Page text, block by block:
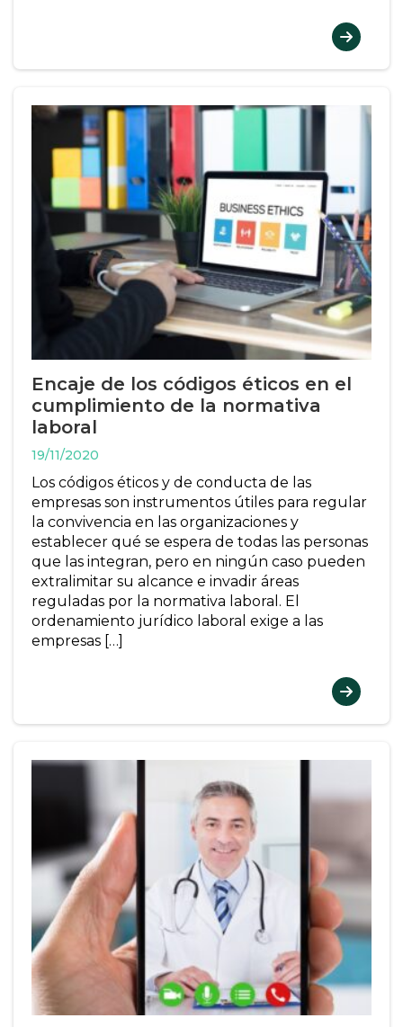
Encaje de los códigos éticos en el
cumplimiento de la normativa
laboral
19/11/2020
Los códigos éticos y de conducta de las
empresas son instrumentos útiles para regular
la convivencia en las organizaciones y
establecer qué se espera de todas las personas
que las integran, pero en ningún caso pueden
extralimitar su alcance e invadir áreas
reguladas por la normativa laboral. El
ordenamiento jurídico laboral exige a las
empresas […]